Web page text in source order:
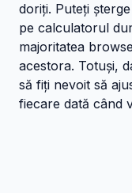
doriți. Puteți
pe calculatorul
majoritatea
acestora. Totuși,
să fiți nevoit să
fiecare dată când